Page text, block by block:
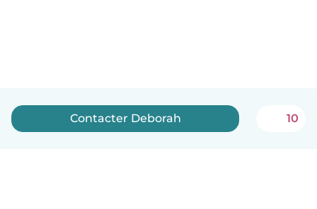
Contacter Deborah 10